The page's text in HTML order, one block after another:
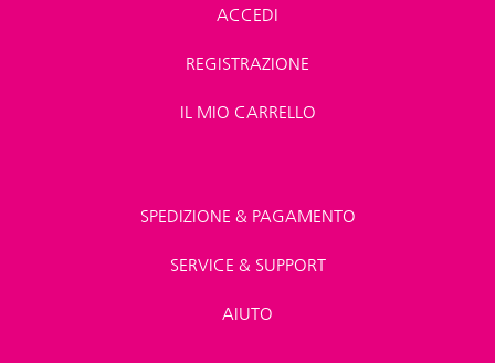
ACCEDI
REGISTRAZIONE
IL MIO CARRELLO
SPEDIZIONE & PAGAMENTO
SERVICE & SUPPORT
AIUTO